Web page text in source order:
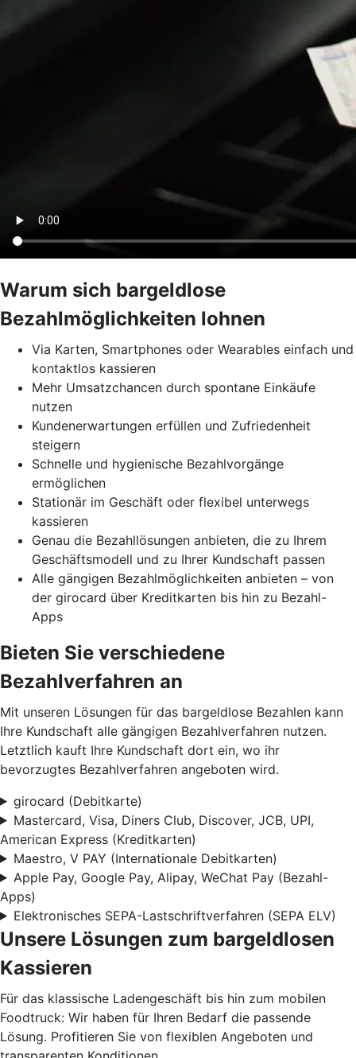
Warum sich bargeldlose
Bezahlmöglichkeiten lohnen
Via Karten, Smartphones oder Wearables einfach und
kontaktlos kassieren
Mehr Umsatzchancen durch spontane Einkäufe
nutzen
Kundenerwartungen erfüllen und Zufriedenheit
steigern
Schnelle und hygienische Bezahlvorgänge
ermöglichen
Stationär im Geschäft oder flexibel unterwegs
kassieren
Genau die Bezahllösungen anbieten, die zu Ihrem
Geschäftsmodell und zu Ihrer Kundschaft passen
Alle gängigen Bezahlmöglichkeiten anbieten – von
der girocard über Kreditkarten bis hin zu Bezahl-
Apps
Bieten Sie verschiedene
Bezahlverfahren an
Mit unseren Lösungen für das bargeldlose Bezahlen kann
Ihre Kundschaft alle gängigen Bezahlverfahren nutzen.
Letztlich kauft Ihre Kundschaft dort ein, wo ihr
bevorzugtes Bezahlverfahren angeboten wird.
girocard (Debitkarte)
Mastercard, Visa, Diners Club, Discover, JCB, UPI,
American Express (Kreditkarten)
Maestro, V PAY (Internationale Debitkarten)
Apple Pay, Google Pay, Alipay, WeChat Pay (Bezahl-
Apps)
Elektronisches SEPA-Lastschriftverfahren (SEPA ELV)
Unsere Lösungen zum bargeldlosen
Kassieren
Für das klassische Ladengeschäft bis hin zum mobilen
Foodtruck: Wir haben für Ihren Bedarf die passende
Lösung. Profitieren Sie von flexiblen Angeboten und